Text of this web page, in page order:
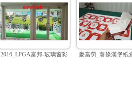
2016_LPGA富邦-玻璃窗彩白彩麥當勞_薯條漢堡紙